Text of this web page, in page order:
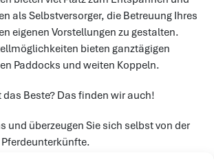
komfortablen und gut
die Ihrem Pferd ein
Zuhause bieten. Bei uns steht
Ihres Pferdes an erster Stelle. Unsere
als Selbstversorger, die Betreuung Ihres
bieten ganztägigen
Paddocks und weiten Koppeln.